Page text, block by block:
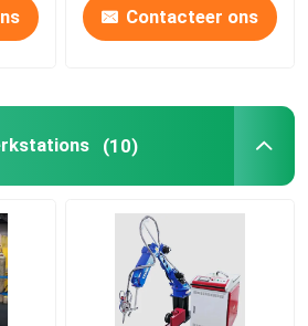
Contacteer ons
(10)